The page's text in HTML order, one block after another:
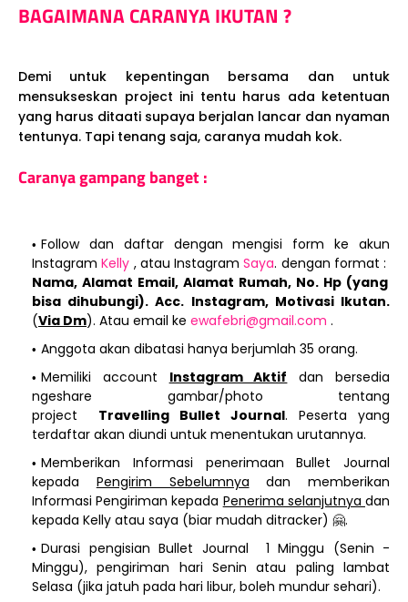
BAGAIMANA CARANYA IKUTAN ?
Demi untuk kepentingan bersama dan untuk
mensukseskan project ini tentu harus ada ketentuan
yang harus ditaati supaya berjalan lancar dan nyaman
tentunya. Tapi tenang saja, caranya mudah kok.
Caranya gampang banget :
Follow dan daftar dengan mengisi form ke akun
InstagramKelly , atau InstagramSaya. dengan format :
Nama, Alamat Email, Alamat Rumah, No. Hp (yang
bisa dihubungi). Acc. Instagram, Motivasi Ikutan.
(Via Dm). Atau email ke ewafebri@gmail.com .
Anggota akan dibatasi hanya berjumlah 35 orang.
Memiliki account Instagram Aktif dan bersedia
ngeshare gambar/photo tentang
project
Travelling Bullet Journal. Peserta yang
terdaftar akan diundi untuk menentukan urutannya.
Memberikan Informasi penerimaan Bullet Journal
kepada Pengirim Sebelumnya dan memberikan
Informasi Pengiriman kepada Penerima selanjutnyadan
kepada Kelly atau saya (biar mudah ditracker) 🤗.
Durasi pengisian Bullet Journal 1 Minggu (Senin -
Minggu), pengiriman hari Senin atau paling lambat
Selasa (jika jatuh pada hari libur, boleh mundur sehari).